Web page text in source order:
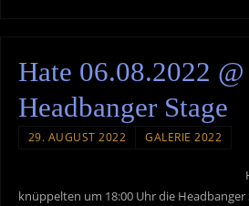
Hate 06.08.2022
Headbanger Stage
29. AUGUST 2022 GALERIE 2022
knüppelten um 18:00 Uhr die Headbanger